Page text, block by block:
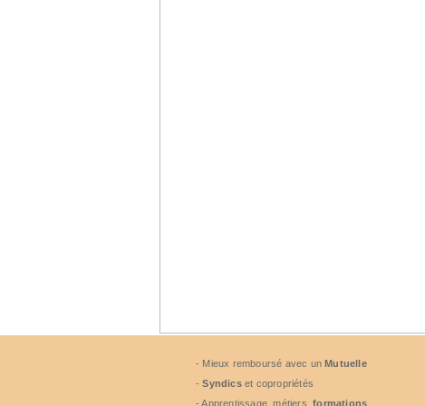
- Mieux remboursé avec unMutuelle
-Syndicset copropriétés
- Apprentissage, métiers,formations